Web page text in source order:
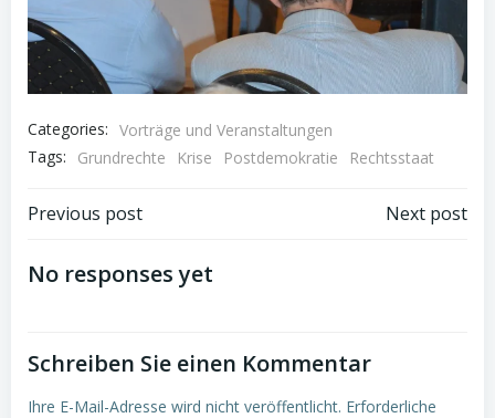
Categories: Vorträge und Veranstaltungen
Tags:
Grundrechte Krise Postdemokratie Rechtsstaat
Post
navigation
Previous post Next post
No responses yet
Schreiben Sie einen Kommentar
Ihre E-Mail-Adresse wird nicht veröffentlicht. Erforderliche